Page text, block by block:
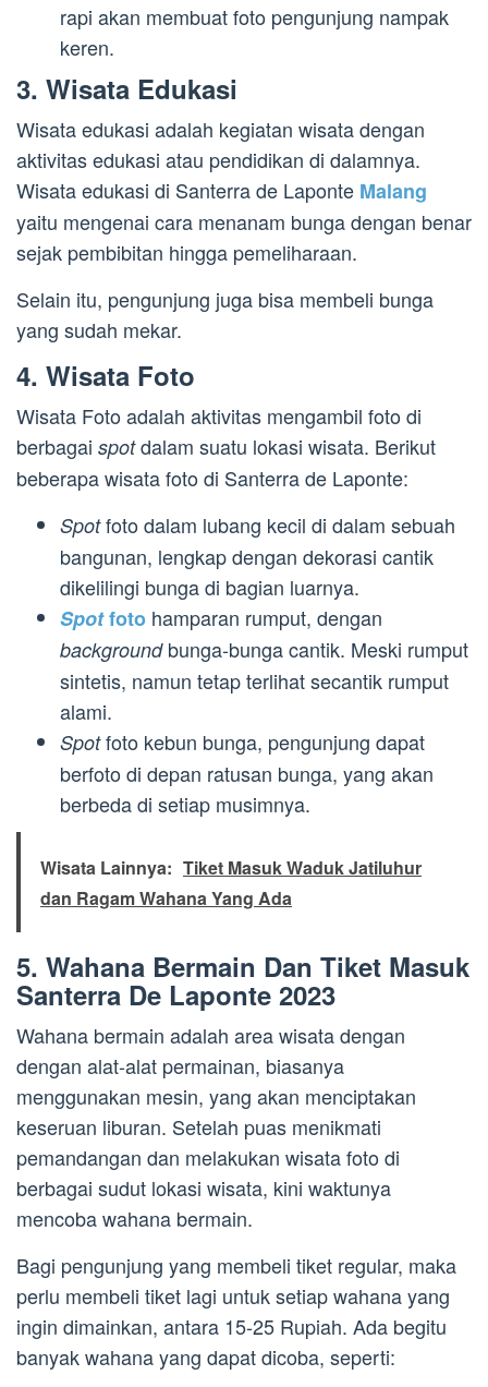
rapi akan membuat foto pengunjung nampak
keren.
3. Wisata Edukasi
Wisata edukasi adalah kegiatan wisata dengan
aktivitas edukasi atau pendidikan di dalamnya.
Wisata edukasi di Santerra de Laponte Malang
yaitu mengenai cara menanam bunga dengan benar
sejak pembibitan hingga pemeliharaan.
Selain itu, pengunjung juga bisa membeli bunga
yang sudah mekar.
4. Wisata Foto
Wisata Foto adalah aktivitas mengambil foto di
berbagai spotdalam suatu lokasi wisata. Berikut
beberapa wisata foto di Santerra de Laponte:
Spotfoto dalam lubang kecil di dalam sebuah
bangunan, lengkap dengan dekorasi cantik
dikelilingi bunga di bagian luarnya.
Spotfoto hamparan rumput, dengan
backgroundbunga-bunga cantik. Meski rumput
sintetis, namun tetap terlihat secantik rumput
alami.
Spotfoto kebun bunga, pengunjung dapat
berfoto di depan ratusan bunga, yang akan
berbeda di setiap musimnya.
Wisata Lainnya: Tiket Masuk Waduk Jatiluhur
dan Ragam Wahana Yang Ada
5. Wahana Bermain Dan Tiket Masuk
Santerra De Laponte 2023
Wahana bermain adalah area wisata dengan
dengan alat-alat permainan, biasanya
menggunakan mesin, yang akan menciptakan
keseruan liburan. Setelah puas menikmati
pemandangan dan melakukan wisata foto di
berbagai sudut lokasi wisata, kini waktunya
mencoba wahana bermain.
Bagi pengunjung yang membeli tiket regular, maka
perlu membeli tiket lagi untuk setiap wahana yang
ingin dimainkan, antara 15-25 Rupiah. Ada begitu
banyak wahana yang dapat dicoba, seperti: